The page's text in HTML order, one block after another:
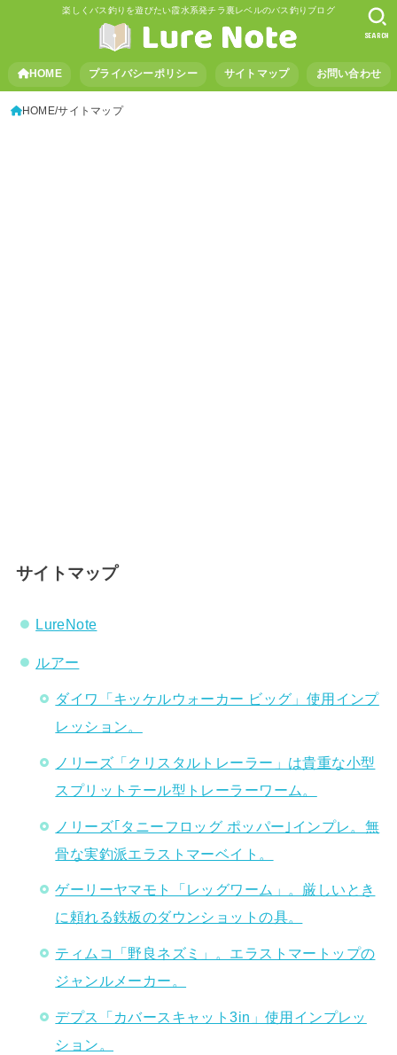
楽しくバス釣りを遊びたい霞水系発チラ裏レベルのバス釣りブログ
HOME プライバシーポリシー サイトマップ お問い合わせ
SEARCH
HOME サイトマップ
サイトマップ
LureNote
ルアー
ダイワ「キッケルウォーカー ビッグ」使用インプ
レッション。
ノリーズ「クリスタルトレーラー」は貴重な小型
スプリットテール型トレーラーワーム。
ノリーズ｢タニーフロッグ ポッパー｣インプレ。無
骨な実釣派エラストマーベイト。
ゲーリーヤマモト「レッグワーム」。厳しいとき
に頼れる鉄板のダウンショットの具。
ティムコ「野良ネズミ」。エラストマートップの
ジャンルメーカー。
デプス「カバースキャット3in」使用インプレッ
ション。